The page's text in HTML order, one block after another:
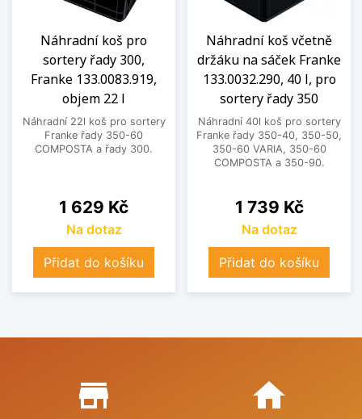
Náhradní koš pro
sortery řady 300,
Franke 133.0083.919,
objem 22 l
Náhradní 22l koš pro sortery
Franke řady 350-60
COMPOSTA a řady 300.
Cena
1 629 Kč
Na dotaz
Přidat do košíku
Náhradní koš včetně
držáku na sáček Franke
133.0032.290, 40 l, pro
sortery řady 350
Náhradní 40l koš pro sortery
Franke řady 350-40, 350-50,
350-60 VARIA, 350-60
COMPOSTA a 350-90.
Cena
1 739 Kč
Na dotaz
Přidat do košíku
Proč nakupovat u nás?
store_mall_directory home